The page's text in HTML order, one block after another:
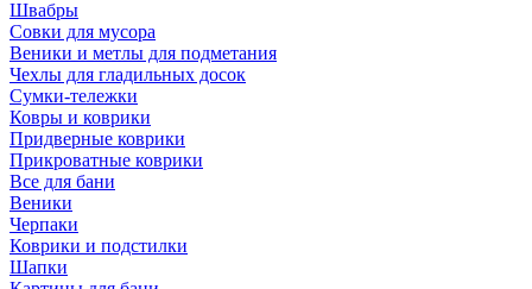
Швабры
Совки для мусора
Веники и метлы для подметания
Чехлы для гладильных досок
Сумки-тележки
Ковры и коврики
Придверные коврики
Прикроватные коврики
Все для бани
Веники
Черпаки
Коврики и подстилки
Шапки